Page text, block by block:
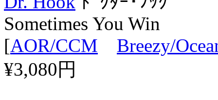
Sometimes You Win
[AOR/CCM
Breezy/
¥3,080円